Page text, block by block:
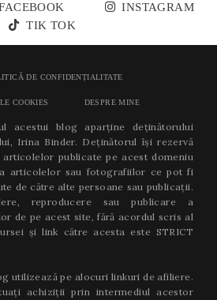
INSTAGRAM
TIK TOK
DE CONFIDENȚIALITATE
COOKIES DESPRE MINE
acestui blog aparține deținătorului
Irina Binder. Deținătorul își rezervă
publicate pe acest domeniu
articolelor sau fotografiilor ce pot fi
de către alte persoane sau publicații.
reproducere sau publicare a
de pe acest site, fără acordul scris al
și link către acesta este STRICT
utilizează pe alocuri linkuri de afiliere.
achiziții prin intermediul acestor